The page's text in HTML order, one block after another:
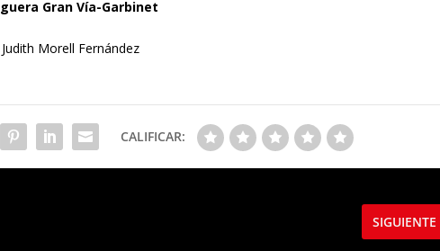
Gran Vía-Garbinet
Judith Morell Fernández
CALIFICAR:
SIGUIENTE